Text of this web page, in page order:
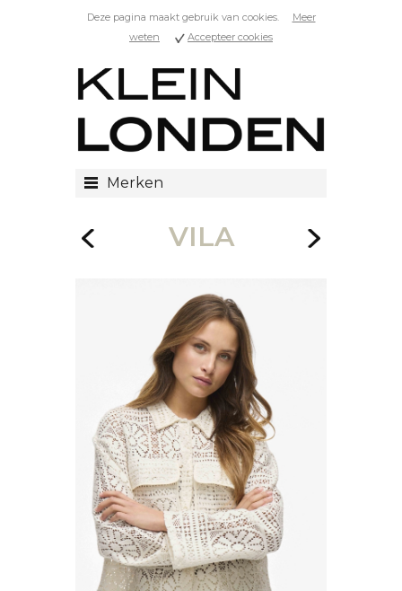
Deze pagina maakt gebruik van cookies.
Meer
weten
Accepteer cookies
Merken
VILA